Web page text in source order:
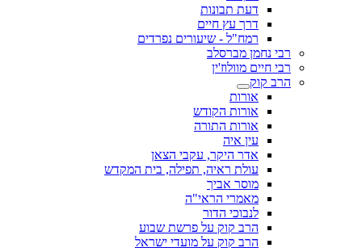
דעת תבונות
דרך עץ חיים
רמח"ל - שיעורים נפרדים
רבי נחמן מברסלב
רבי חיים מוולוז'ין
הרב קוק
אורות
אורות הקודש
אורות התורה
עין איה
אדר היקר, עקבי הצאן
עולת ראיה, תפילה, בית המקדש
מוסר אביך
מאמרי הראי"ה
לנבוכי הדור
הרב קוק על פרשת שבוע
הרב קוק על מועדי ישראל